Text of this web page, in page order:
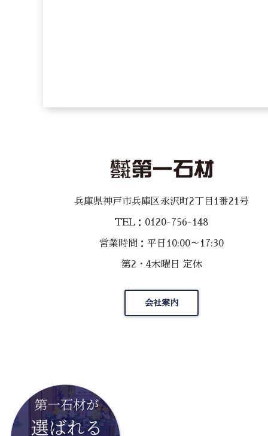
兵庫県神戸市兵庫区永沢町2丁目1番21号
TEL：0120-756-148
営業時間：平日10:00～17:30
第2・4木曜日 定休
会社案内